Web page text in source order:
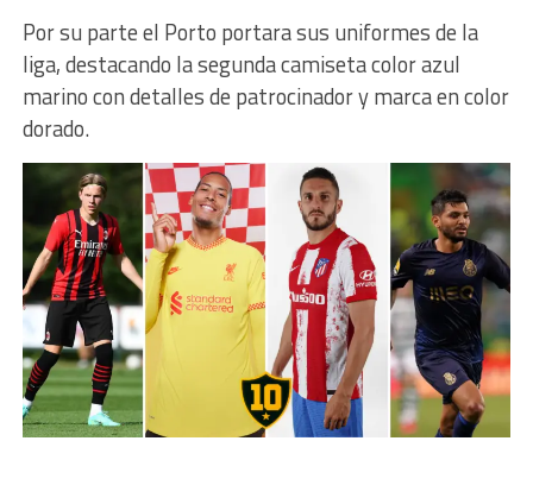
Por su parte el Porto portara sus uniformes de la
liga, destacando la segunda camiseta color azul
marino con detalles de patrocinador y marca en color
dorado.